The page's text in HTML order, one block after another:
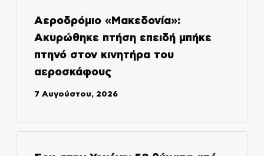
Αεροδρόμιο «Μακεδονία»:
Ακυρώθηκε πτήση επειδή μπήκε
πτηνό στον κινητήρα του
αεροσκάφους
7 Αυγούστου, 2026